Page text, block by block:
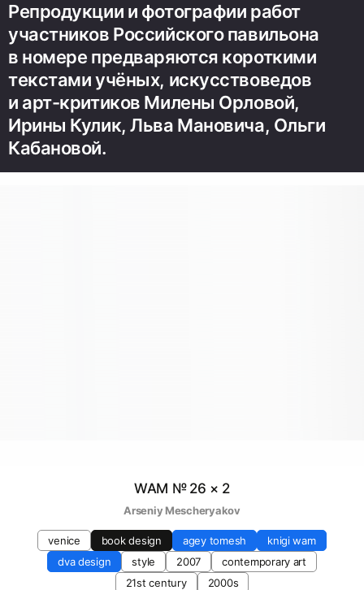
Репродукции и фотографии работ
участников Российского павильона
в номере предваряются короткими
текстами учёных, искусствоведов
и арт-критиков Милены Орловой,
Ирины Кулик, Льва Мановича, Ольги
Кабановой.
WAM № 26 × 2
Arseniy Mescheryakov
venice book design agey tomesh
knigi wam
dva design
style 2007
contemporary art
21st century
2000s